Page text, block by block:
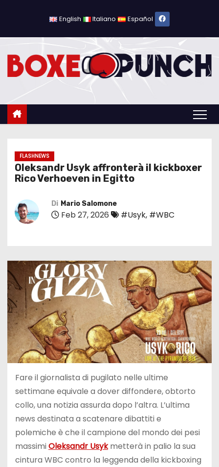
c
English Italiano Español
FLASHNEWS
Oleksandr Usyk affronterà il kickboxer
Rico Verhoeven in Egitto
Di Mario Salomone
Feb 27, 2026 #Usyk, #WBC
Fare il giornalista di pugilato nelle ultime
settimane equivale a dover diffondere, obtorto
collo, una notizia assurda dopo l’altra. L’ultima
news destinata a scatenare dibattiti e
polemiche è che il campione del mondo dei pesi
massimiOleksandr Usykmetterà in palio la sua
cintura WBC contro la leggenda della kickboxing